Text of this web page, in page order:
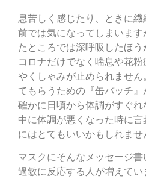
息苦しく感じたり、ときに
前では気になってしまいま
たところでは深呼吸したほ
コロナだけでなく喘息や花
やくしゃみが止められませ
てもらうための『缶バッチ』
確かに日頃から体調がすぐ
中に体調が悪くなった時に
にはとてもいいかもしれませ
マスクにそんなメッセージ書
過敏に反応する人が増えて